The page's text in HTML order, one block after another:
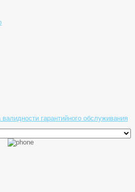
валидности гарантийного обслуживания